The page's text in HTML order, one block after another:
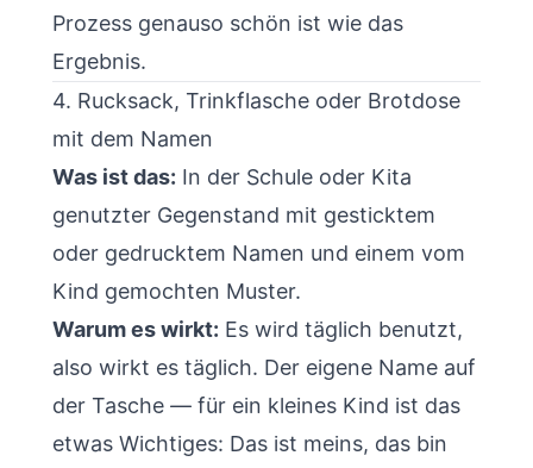
Prozess genauso schön ist wie das
Ergebnis.
4. Rucksack, Trinkflasche oder Brotdose
mit dem Namen
Was ist das: In der Schule oder Kita
genutzter Gegenstand mit gesticktem
oder gedrucktem Namen und einem vom
Kind gemochten Muster.
Warum es wirkt: Es wird täglich benutzt,
also wirkt es täglich. Der eigene Name auf
der Tasche — für ein kleines Kind ist das
etwas Wichtiges: Das ist meins, das bin